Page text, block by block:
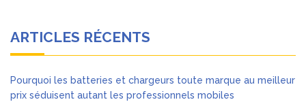
ARTICLES RÉCENTS
Pourquoi les batteries et chargeurs toute marque au meilleur
prix séduisent autant les professionnels mobiles